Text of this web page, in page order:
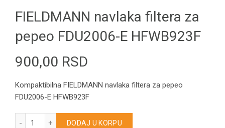
FIELDMANN navlaka filtera za
pepeo FDU2006-E HFWB923F
900,00 RSD
Kompaktibilna FIELDMANN navlaka filtera za pepeo
FDU2006-E HFWB923F
FIELDMANN navlaka filtera za pepeo FDU2006-E HFWB923F
DODAJ U KORPU